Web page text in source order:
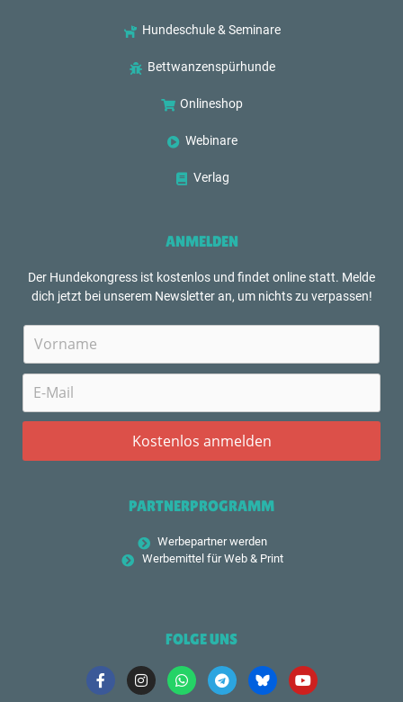
Hundeschule & Seminare
Bettwanzenspürhunde
Onlineshop
Webinare
Verlag
ANMELDEN
Der Hundekongress ist kostenlos und findet online statt. Melde
dich jetzt bei unserem Newsletter an, um nichts zu verpassen!
PARTNERPROGRAMM
Werbepartner werden
Werbemittel für Web & Print
FOLGE UNS